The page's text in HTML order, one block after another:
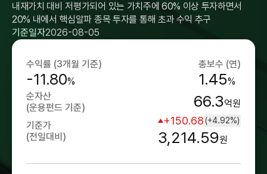
내재가치 대비 저평가되어 있는 가치주에 60% 이상 투자하면서
20% 내에서 핵심알파 종목 투자를 통해 초과 수익 추구
기준일자2026-08-05
수익률 (3개월 기준)
-11.80%
총보수 (연)
1.45%
순자산
(운용펀드 기준)
66.3억원
기준가
(전일대비)
+150.68(+4.92%)
3,214.59원